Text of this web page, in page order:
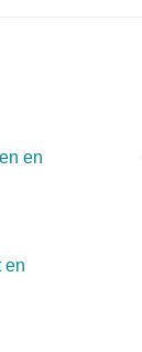
en
en